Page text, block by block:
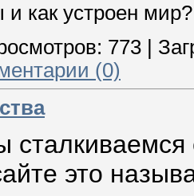
как устроен
773 |
(0)
это